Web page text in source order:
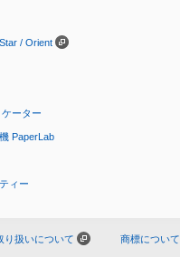
/ Orient
ーター
PaperLab
ィー
り扱いについて 商標について